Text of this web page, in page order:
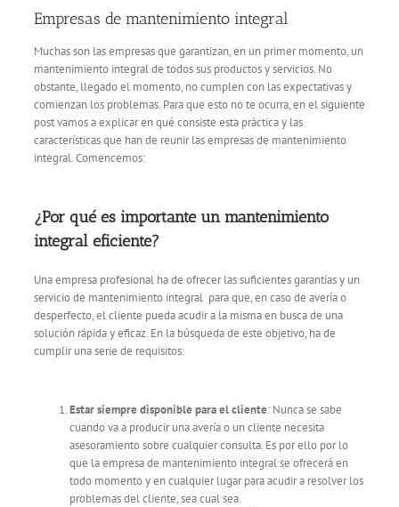
Empresas de mantenimiento integral
Muchas son las empresas que garantizan, en un primer momento, un
mantenimiento integral de todos sus productos y servicios. No
obstante, llegado el momento, no cumplen con las expectativas y
comienzan los problemas. Para que esto no te ocurra, en el siguiente
post vamos a explicar en qué consiste esta práctica y las
características que han de reunir las empresas de mantenimiento
integral. Comencemos:
¿Por qué es importante un mantenimiento
integral eficiente?
Una empresa profesional ha de ofrecer las suficientes garantías y un
servicio de mantenimiento integral para que, en caso de avería o
desperfecto, el cliente pueda acudir a la misma en busca de una
solución rápida y eficaz. En la búsqueda de este objetivo, ha de
cumplir una serie de requisitos:
Estar siempre disponible para el cliente: Nunca se sabe
cuando va a producir una avería o un cliente necesita
asesoramiento sobre cualquier consulta. Es por ello por lo
que la empresa de mantenimiento integral se ofrecerá en
todo momento y en cualquier lugar para acudir a resolver los
problemas del cliente, sea cual sea.